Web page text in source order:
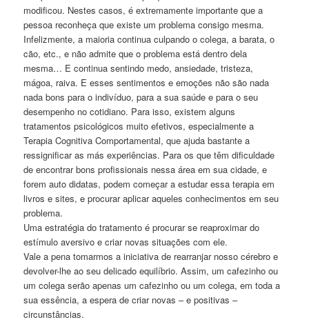
modificou. Nestes casos, é extremamente importante que a
pessoa reconheça que existe um problema consigo mesma.
Infelizmente, a maioria continua culpando o colega, a barata, o
cão, etc., e não admite que o problema está dentro dela
mesma… E continua sentindo medo, ansiedade, tristeza,
mágoa, raiva. E esses sentimentos e emoções não são nada
nada bons para o indivíduo, para a sua saúde e para o seu
desempenho no cotidiano. Para isso, existem alguns
tratamentos psicológicos muito efetivos, especialmente a
Terapia Cognitiva Comportamental, que ajuda bastante a
ressignificar as más experiências. Para os que têm dificuldade
de encontrar bons profissionais nessa área em sua cidade, e
forem auto didatas, podem começar a estudar essa terapia em
livros e sites, e procurar aplicar aqueles conhecimentos em seu
problema.
Uma estratégia do tratamento é procurar se reaproximar do
estímulo aversivo e criar novas situações com ele.
Vale a pena tomarmos a iniciativa de rearranjar nosso cérebro e
devolver-lhe ao seu delicado equilíbrio. Assim, um cafezinho ou
um colega serão apenas um cafezinho ou um colega, em toda a
sua essência, a espera de criar novas – e positivas –
circunstâncias.